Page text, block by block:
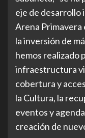
eje de desarrollo
Arena Primavera
la inversión de
hemos realizado
infraestructura
cobertura y
la Cultura, la
eventos y
creación de